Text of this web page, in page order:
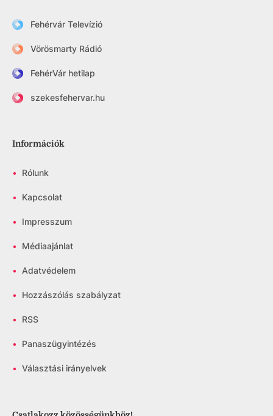
Fehérvár Televízió
Vörösmarty Rádió
FehérVár hetilap
szekesfehervar.hu
Információk
• Rólunk
• Kapcsolat
• Impresszum
• Médiaajánlat
• Adatvédelem
• Hozzászólás szabályzat
• RSS
• Panaszügyintézés
• Választási irányelvek